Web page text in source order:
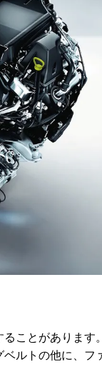
ことがあります
ルトの他に、フ